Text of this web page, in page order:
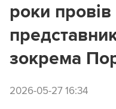
роки провів
зокрема
2026-05-27 16:34